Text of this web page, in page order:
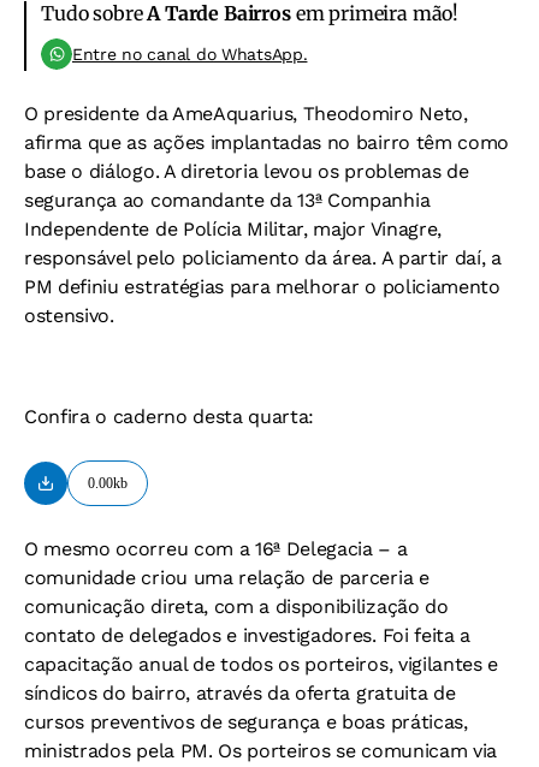
Tudo sobreA Tarde Bairrosem primeira mão!
Entre no canal do WhatsApp.
O presidente da AmeAquarius, Theodomiro Neto,
afirma que as ações implantadas no bairro têm como
base o diálogo. A diretoria levou os problemas de
segurança ao comandante da 13ª Companhia
Independente de Polícia Militar, major Vinagre,
responsável pelo policiamento da área. A partir daí, a
PM definiu estratégias para melhorar o policiamento
ostensivo.
Confira o caderno desta quarta:
0.00kb
O mesmo ocorreu com a 16ª Delegacia – a
comunidade criou uma relação de parceria e
comunicação direta, com a disponibilização do
contato de delegados e investigadores. Foi feita a
capacitação anual de todos os porteiros, vigilantes e
síndicos do bairro, através da oferta gratuita de
cursos preventivos de segurança e boas práticas,
ministrados pela PM. Os porteiros se comunicam via